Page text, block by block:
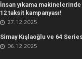
İnsan yıkama
12 taksit kampanyası!
27.12.2025
Simay Kışlaoğlu ve 64
06.12.2025